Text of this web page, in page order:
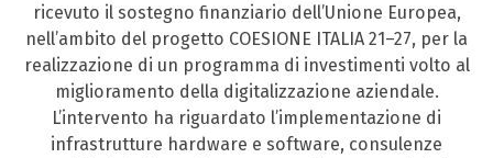
ricevuto il sostegno finanziario dell’Unione Europea,
nell’ambito del progetto COESIONE ITALIA 21–27, per la
realizzazione di un programma di investimenti volto al
miglioramento della digitalizzazione aziendale.
L’intervento ha riguardato l’implementazione di
infrastrutture hardware e software, consulenze